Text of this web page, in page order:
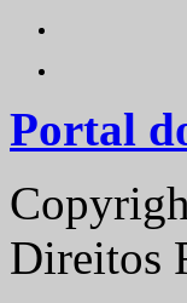
Portal
Direitos